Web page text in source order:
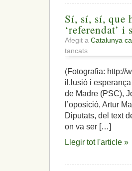
Sí, sí, sí, que
‘referendat’
Afegit a Catalunya
tancats
Sí,
sí,
que
hi
ha
espoli
fiscal
i
solidari,
(Fotografia: http://
il.lusió i
de Madre (PSC),
l’oposició, Artur
Diputats, del text
on va ser […]
Llegir tot l'article »